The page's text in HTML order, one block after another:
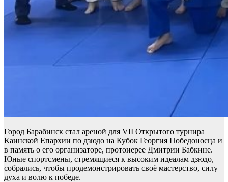
Город Барабинск стал ареной для VII Открытого турнира
Каинской Епархии по дзюдо на Кубок Георгия Победоносца и
в память о его организаторе, протоиерее Дмитрии Бабкине.
Юные спортсмены, стремящиеся к высоким идеалам дзюдо,
собрались, чтобы продемонстрировать своё мастерство, силу
духа и волю к победе.